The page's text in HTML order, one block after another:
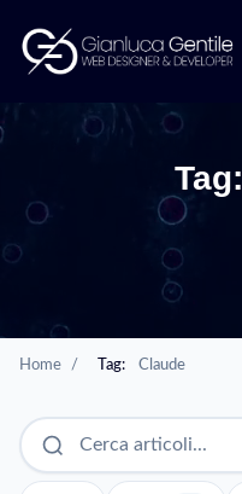
Tag:
Home / Tag: Claude